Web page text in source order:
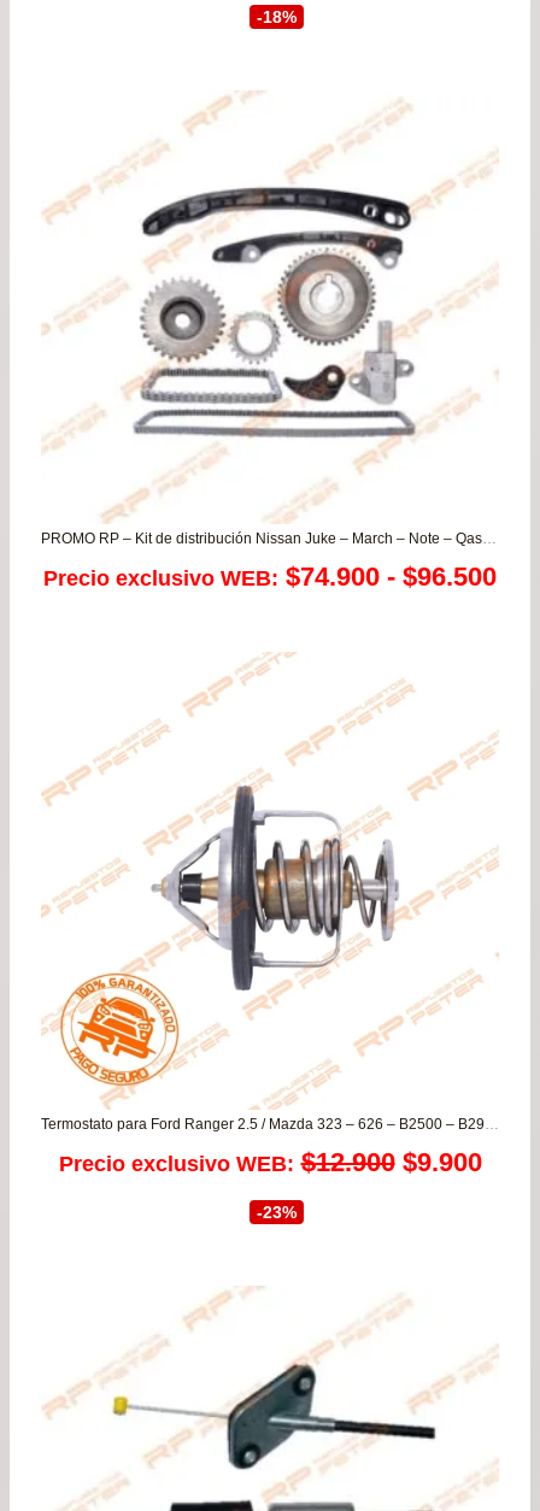
era:
$27.900.
-18%
PROMO RP – Kit de distribución Nissan Juke – March – Note – Qashqai – Tiida – Versa
Precio exclusivo WEB: $74.900 - $96.500
Termostato para Ford Ranger 2.5 / Mazda 323 – 626 – B2500 – B2900 – BT50 2.5 – MPV 2.0
Precio exclusivo WEB: $12.900 El
era:
$12.900.
$9.900El
-23%